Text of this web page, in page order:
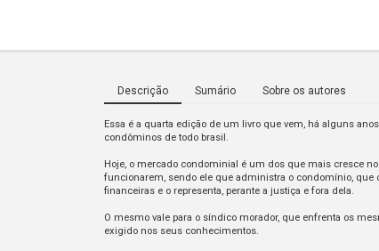
Descrição Sumário Sobre os autores
Essa é a quarta edição de um livro que vem, há alguns
condôminos de todo brasil.
Hoje, o mercado condominial é um dos que mais cresce
funcionarem, sendo ele que administra o condomínio, que
financeiras e o representa, perante a justiça e fora dela.
O mesmo vale para o síndico morador, que enfrenta os
exigido nos seus conhecimentos.